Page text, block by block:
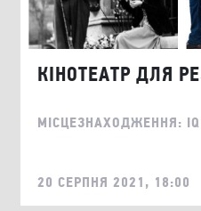
КІНОТЕАТР ДЛЯ
МІСЦЕЗНАХОДЖЕННЯ: IQ
20 СЕРПНЯ 2021, 18:00